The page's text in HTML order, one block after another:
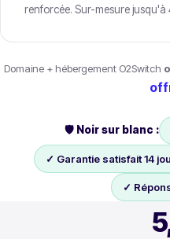
renforcée. Sur-mesure jusqu'à
Domaine + hébergement O2Switch
🛡️ Noir sur blanc :
✓ Garantie satisfait 14
✓